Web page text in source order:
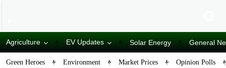
Agriculture EV Updates Solar Energy General
Green Heroes Environment Market Prices Opinion Polls